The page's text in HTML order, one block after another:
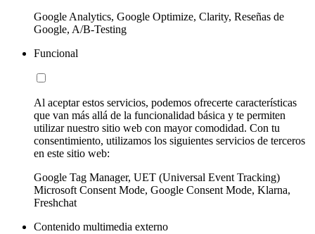
Google Analytics, Google Optimize, Clarity, Reseñas de
Google, A/B-Testing
Funcional
Al aceptar estos servicios, podemos ofrecerte características
que van más allá de la funcionalidad básica y te permiten
utilizar nuestro sitio web con mayor comodidad. Con tu
consentimiento, utilizamos los siguientes servicios de terceros
en este sitio web:
Google Tag Manager, UET (Universal Event Tracking)
Microsoft Consent Mode, Google Consent Mode, Klarna,
Freshchat
Contenido multimedia externo